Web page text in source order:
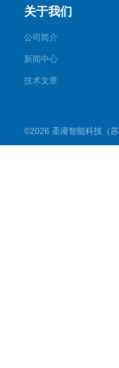
关于我们
公司简介
新闻中心
技术文章
©2026 圣灌智能科技（